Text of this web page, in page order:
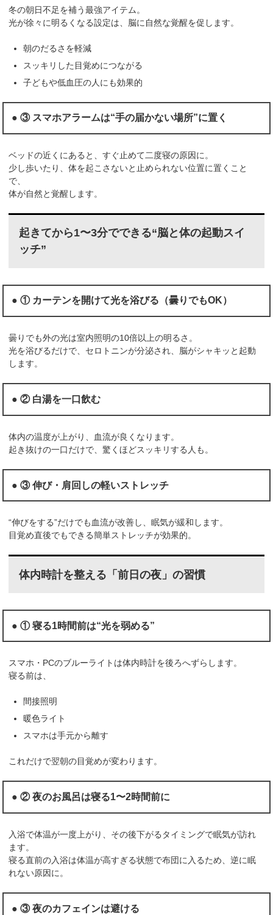
冬の朝日不足を補う最強アイテム。
光が徐々に明るくなる設定は、脳に自然な覚醒を促します。
朝のだるさを軽減
スッキリした目覚めにつながる
子どもや低血圧の人にも効果的
● ③ スマホアラームは“手の届かない場所”に置く
ベッドの近くにあると、すぐ止めて二度寝の原因に。
少し歩いたり、体を起こさないと止められない位置に置くこと
で、
体が自然と覚醒します。
起きてから1〜3分でできる“脳と体の起動スイ
ッチ”
● ① カーテンを開けて光を浴びる（曇りでもOK）
曇りでも外の光は室内照明の10倍以上の明るさ。
光を浴びるだけで、セロトニンが分泌され、脳がシャキッと起動
します。
● ② 白湯を一口飲む
体内の温度が上がり、血流が良くなります。
起き抜けの一口だけで、驚くほどスッキリする人も。
● ③ 伸び・肩回しの軽いストレッチ
“伸びをする”だけでも血流が改善し、眠気が緩和します。
目覚め直後でもできる簡単ストレッチが効果的。
体内時計を整える「前日の夜」の習慣
● ① 寝る1時間前は“光を弱める”
スマホ・PCのブルーライトは体内時計を後ろへずらします。
寝る前は、
間接照明
暖色ライト
スマホは手元から離す
これだけで翌朝の目覚めが変わります。
● ② 夜のお風呂は寝る1〜2時間前に
入浴で体温が一度上がり、その後下がるタイミングで眠気が訪れ
ます。
寝る直前の入浴は体温が高すぎる状態で布団に入るため、逆に眠
れない原因に。
● ③ 夜のカフェインは避ける